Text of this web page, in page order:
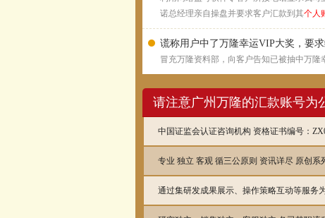
诺总经理亲自操盘并要求客户汇款到其个人
谎称用户中了万隆幸运VIP大奖，要
冒充万隆资料部，向客户告知已被抽中万
请注意广州万隆的汇款账号为
中国证监会认证咨询机构 资格证书编号：
专业 独立 客观 循三公原则 资讯详尽 原创系
通过集研发成果展示、操作策略互动等服务